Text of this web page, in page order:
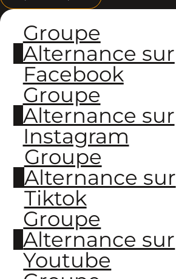
Groupe
Alternance sur
Facebook
Groupe
Alternance sur
Instagram
Groupe
Alternance sur
Tiktok
Groupe
Alternance sur
Youtube